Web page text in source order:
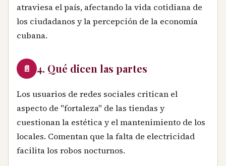
atraviesa el país, afectando la vida cotidiana de
los ciudadanos y la percepción de la economía
cubana.
📄 4. Qué dicen las partes
Los usuarios de redes sociales critican el
aspecto de "fortaleza" de las tiendas y
cuestionan la estética y el mantenimiento de los
locales. Comentan que la falta de electricidad
facilita los robos nocturnos.